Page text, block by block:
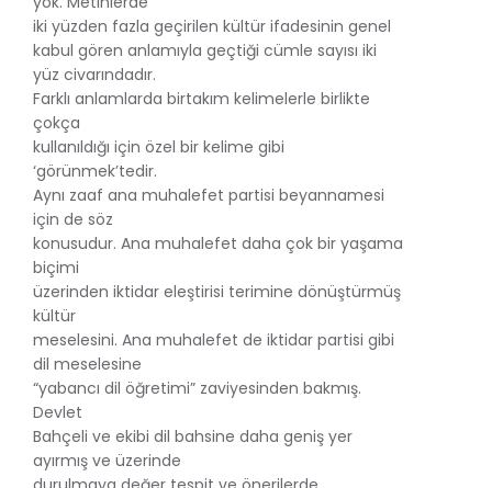
iki yüzden fazla geçirilen kültür ifadesinin genel
kabul gören anlamıyla geçtiği cümle sayısı iki
yüz civarındadır.
Farklı anlamlarda birtakım kelimelerle birlikte
çokça
kullanıldığı için özel bir kelime gibi
‘görünmek’tedir.
Aynı zaaf ana muhalefet partisi beyannamesi
için de söz
konusudur. Ana muhalefet daha çok bir yaşama
biçimi
üzerinden iktidar eleştirisi terimine dönüştürmüş
kültür
meselesini. Ana muhalefet de iktidar partisi gibi
dil meselesine
“yabancı dil öğretimi” zaviyesinden bakmış.
Devlet
Bahçeli ve ekibi dil bahsine daha geniş yer
ayırmış ve üzerinde